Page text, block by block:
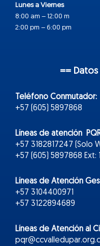
Lunes a Viernes
8:00 am – 12:00 m
2:00 pm – 6:00 pm
==
Teléfono Conmutador:
+57 (605) 5897868
Líneas de atención
+57 3182817247 (Solo
+57 (605) 5897868 Ext:
Líneas de Atención
+57 3104400971
+57 3122894689
Líneas de Atención al